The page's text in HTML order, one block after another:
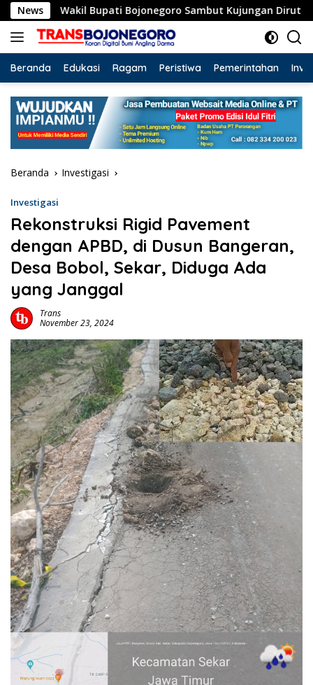
Langsung
ke
konten
News
Wakil Bupati Bojonegoro Sambut Kujungan Dirut RSCM,
Beranda Edukasi Ragam Peristiwa Pemerintahan
Beranda Investigasi
Investigasi
Rekonstruksi Rigid Pavement
dengan APBD, di Dusun Bangeran,
Desa Bobol, Sekar, Diduga Ada
yang Janggal
Trans
November 23, 2024